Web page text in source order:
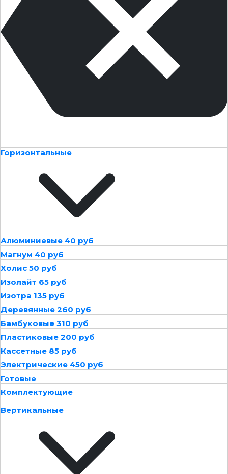
Горизонтальные
Алюминиевые 40 руб
Магнум 40 руб
Холис 50 руб
Изолайт 65 руб
Изотра 135 руб
Деревянные 260 руб
Бамбуковые 310 руб
Пластиковые 200 руб
Кассетные 85 руб
Электрические 450 руб
Готовые
Комплектующие
Вертикальные